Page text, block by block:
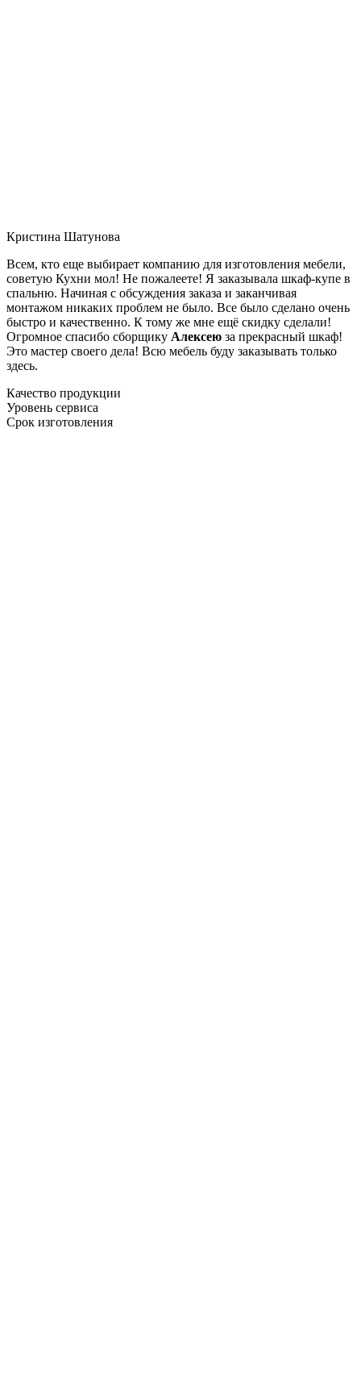
Кристина Шатунова
Всем, кто еще выбирает компанию для изготовления мебели,
советую Кухни мол! Не пожалеете! Я заказывала шкаф-купе в
спальню. Начиная с обсуждения заказа и заканчивая
монтажом никаких проблем не было. Все было сделано очень
быстро и качественно. К тому же мне ещё скидку сделали!
Огромное спасибо сборщику Алексею за прекрасный шкаф!
Это мастер своего дела! Всю мебель буду заказывать только
здесь.
Качество продукции
Уровень сервиса
Срок изготовления